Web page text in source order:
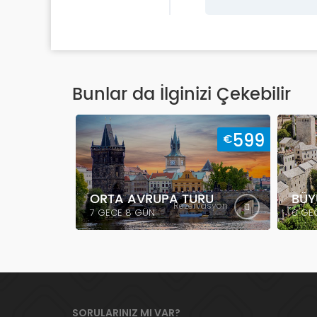
Bunlar da İlginizi Çekebilir
€599
ORTA AVRUPA TURU
7 GECE 8 GÜN
Rezervasyon
6
SORULARINIZ MI VAR?